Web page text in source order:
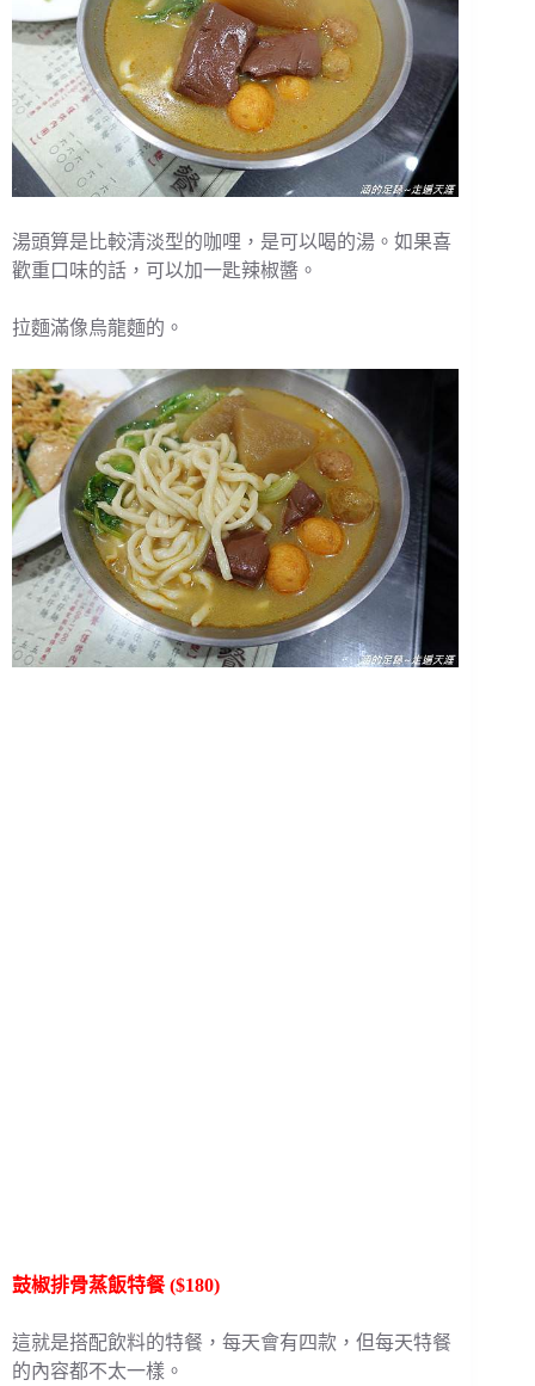
湯頭算是比較清淡型的咖哩，是可以喝的湯。如果喜
歡重口味的話，可以加一匙辣椒醬。
拉麵滿像烏龍麵的。
鼓椒排骨蒸飯特餐 ($180)
這就是搭配飲料的特餐，每天會有四款，但每天特餐
的內容都不太一樣。